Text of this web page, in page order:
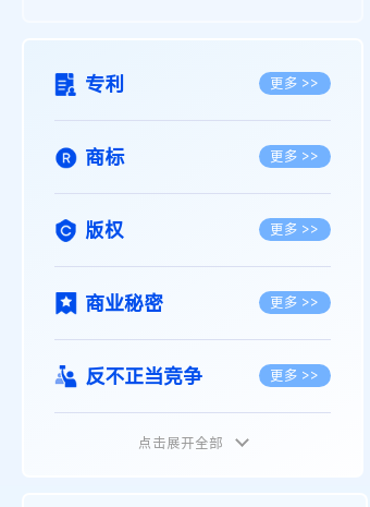
专利 更多 >>
商标 更多 >>
版权 更多 >>
商业秘密 更多 >>
反不正当竞争 更多 >>
植物新品种点击展开全部